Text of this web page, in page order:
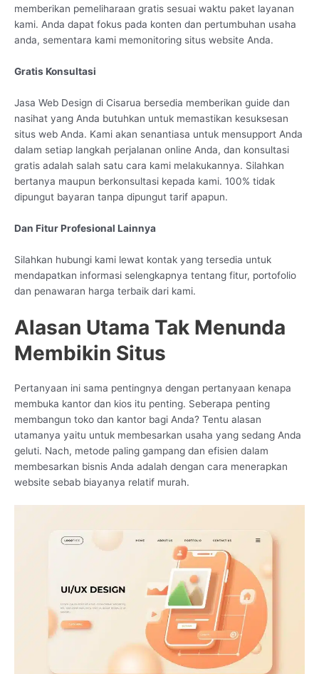
memberikan pemeliharaan gratis sesuai waktu paket layanan
kami. Anda dapat fokus pada konten dan pertumbuhan usaha
anda, sementara kami memonitoring situs website Anda.
Gratis Konsultasi
Jasa Web Design di Cisarua bersedia memberikan guide dan
nasihat yang Anda butuhkan untuk memastikan kesuksesan
situs web Anda. Kami akan senantiasa untuk mensupport Anda
dalam setiap langkah perjalanan online Anda, dan konsultasi
gratis adalah salah satu cara kami melakukannya. Silahkan
bertanya maupun berkonsultasi kepada kami. 100% tidak
dipungut bayaran tanpa dipungut tarif apapun.
Dan Fitur Profesional Lainnya
Silahkan hubungi kami lewat kontak yang tersedia untuk
mendapatkan informasi selengkapnya tentang fitur, portofolio
dan penawaran harga terbaik dari kami.
Alasan Utama Tak Menunda
Membikin Situs
Pertanyaan ini sama pentingnya dengan pertanyaan kenapa
membuka kantor dan kios itu penting. Seberapa penting
membangun toko dan kantor bagi Anda? Tentu alasan
utamanya yaitu untuk membesarkan usaha yang sedang Anda
geluti. Nach, metode paling gampang dan efisien dalam
membesarkan bisnis Anda adalah dengan cara menerapkan
website sebab biayanya relatif murah.